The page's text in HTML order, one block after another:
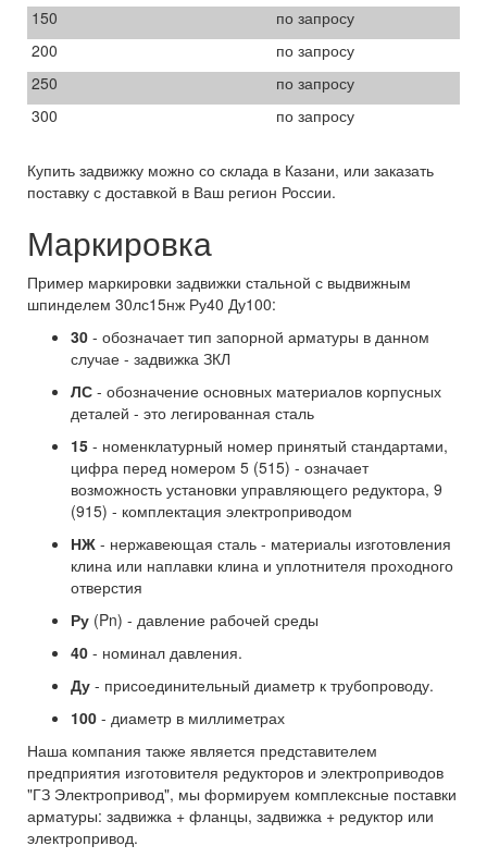
150
по запросу
200
по запросу
250
по запросу
300
по запросу
Купить задвижку можно со склада в Казани, или заказать
поставку с доставкой в Ваш регион России.
Маркировка
Пример маркировки задвижки стальной с выдвижным
шпинделем 30лс15нж Ру40 Ду100:
30 - обозначает тип запорной арматуры в данном
случае - задвижка ЗКЛ
ЛС - обозначение основных материалов корпусных
деталей - это легированная сталь
15 - номенклатурный номер принятый стандартами,
цифра перед номером 5 (515) - означает
возможность установки управляющего редуктора, 9
(915) - комплектация электроприводом
НЖ - нержавеющая сталь - материалы изготовления
клина или наплавки клина и уплотнителя проходного
отверстия
Ру (Pn) - давление рабочей среды
40 - номинал давления.
Ду - присоединительный диаметр к трубопроводу.
100 - диаметр в миллиметрах
Наша компания также является представителем
предприятия изготовителя редукторов и электроприводов
"ГЗ Электропривод", мы формируем комплексные поставки
арматуры: задвижка + фланцы, задвижка + редуктор или
электропривод.